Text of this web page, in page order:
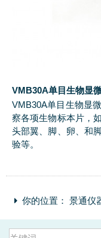
VMB30A单目生物显
VMB30A单目生物显
察各项生物标本片，
头部翼、脚、卵、和
验等。
你的位置： 景通仪